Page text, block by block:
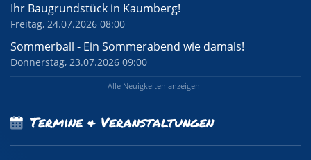
Ihr Baugrundstück in Kaumberg!
Freitag, 24.07.2026 08:00
Sommerball - Ein Sommerabend wie damals!
Donnerstag, 23.07.2026 09:00
Alle Neuigkeiten anzeigen
Termine & Veranstaltungen